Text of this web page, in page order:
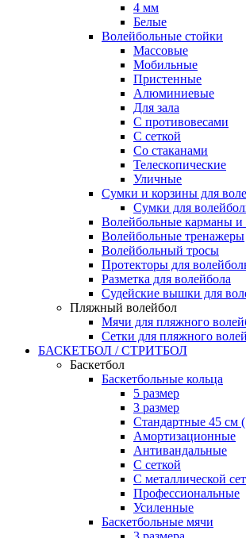
4 мм
Белые
Волейбольные стойки
Массовые
Мобильные
Пристенные
Алюминиевые
Для зала
С противовесами
С сеткой
Со стаканами
Телескопические
Уличные
Сумки и корзины для
Сумки для
Волейбольные карманы и
Волейбольные тренажеры
Волейбольный тросы
Протекторы для
Разметка для волейбола
Судейские вышки для
Пляжный волейбол
Мячи для пляжного
Сетки для пляжного
БАСКЕТБОЛ / СТРИТБОЛ
Баскетбол
Баскетбольные кольца
5 размер
3 размер
Стандартные 45 см
Амортизационные
Антивандальные
С сеткой
С металлической
Профессиональные
Усиленные
Баскетбольные мячи